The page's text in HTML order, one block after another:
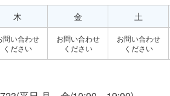
木
問い合わせ
ください
金
お問い合わせ
ください
土
お問い合わせ
ください